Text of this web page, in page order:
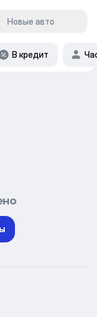
Новые авто
В кредит